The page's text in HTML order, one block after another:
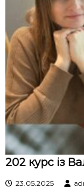
202 курс із
23.05.2025